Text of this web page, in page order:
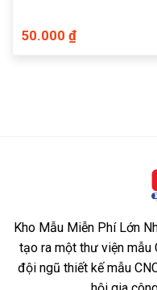
50.000 ₫
Kho Mẫu Miễn Phí Lớn
tạo ra một thư viện mẫu
đội ngũ thiết kế mẫu